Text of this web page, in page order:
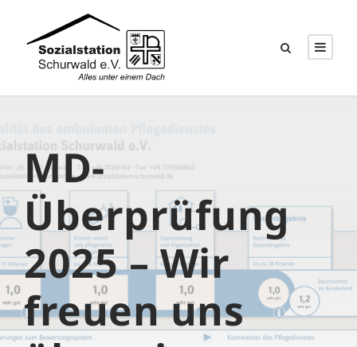
MD-
Überprüfung
2025 – Wir
freuen uns